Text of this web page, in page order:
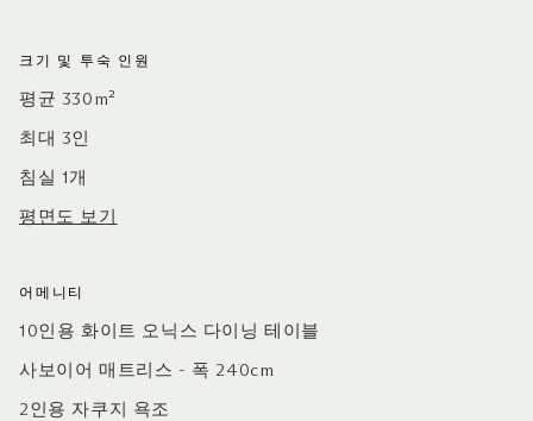
크기 및 투숙 인원
평균 330m²
최대 3인
침실 1개
평면도 보기
어메니티
10인용 화이트 오닉스 다이닝 테이블
사보이어 매트리스 - 폭 240cm
2인용 자쿠지 욕조